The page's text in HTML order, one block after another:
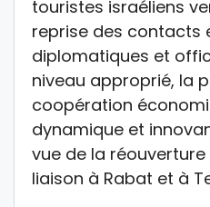
touristes israéliens
reprise des contacts
diplomatiques et
niveau approprié, la
coopération
dynamique et
vue de la
liaison à Rabat et à